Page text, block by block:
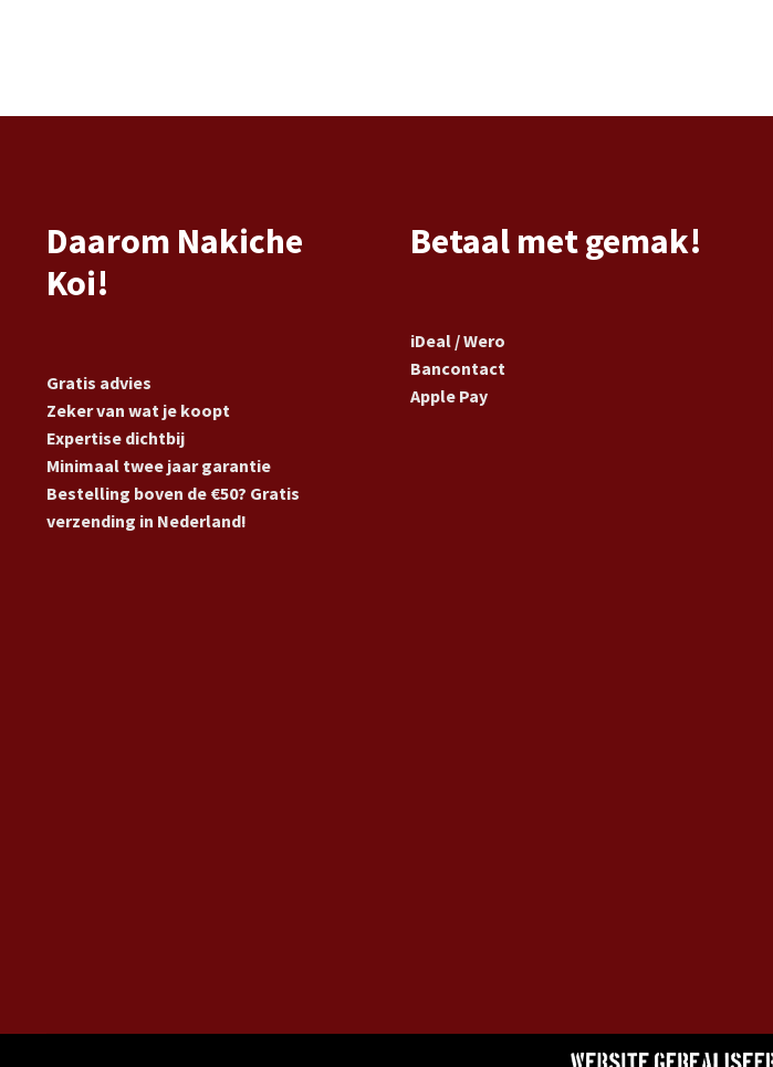
Daarom Nakiche
Koi!
Gratis advies
Zeker van wat je koopt
Expertise dichtbij
Minimaal twee jaar garantie
Bestelling boven de €50? Gratis
verzending in Nederland!
Betaal met gemak!
iDeal / Wero
Bancontact
Apple Pay